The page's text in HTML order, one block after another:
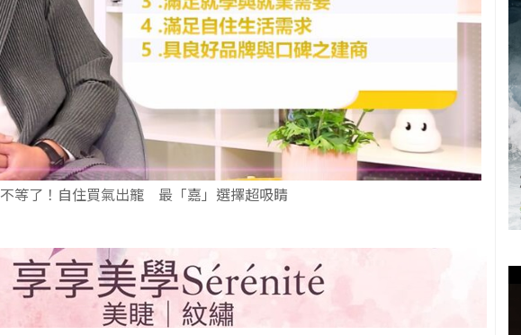
不等了！自住買氣出籠 最「嘉」選擇超吸睛